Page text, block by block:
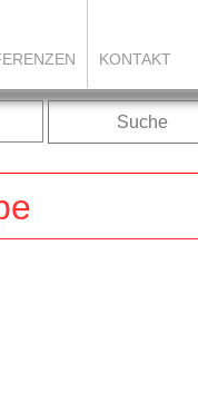
KONTAKT
Suche